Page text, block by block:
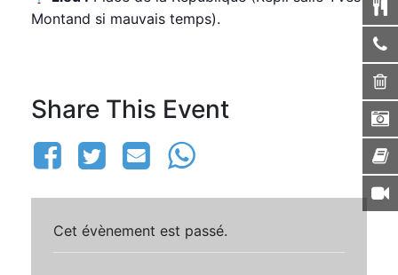
Montand si mauvais temps).
Share This Event
Cet évènement est passé.